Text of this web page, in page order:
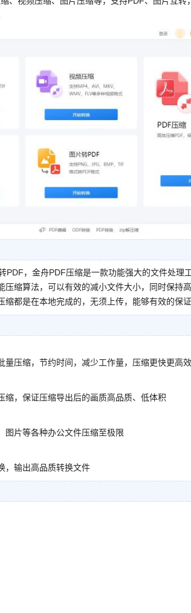
PDF，金舟PDF压缩是一款功能强大的文件处理
缩算法，可以有效的减小文件大小，同时保持
都是在本地完成的，无须上传，能够有效的保证
压缩，节约时间，减少工作量，压缩更快更高效
缩，保证压缩导出后的画质高品质、低体积
图片等各种办公文件压缩至极限
，输出高品质转换文件